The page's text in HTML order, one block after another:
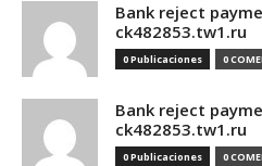
Bank reject
ck482853.tw1.ru
0 Publicaciones 0
Bank reject
ck482853.tw1.ru
0 Publicaciones 0